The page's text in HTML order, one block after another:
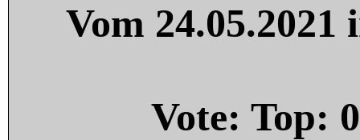
Vom
Vote: Top: 0